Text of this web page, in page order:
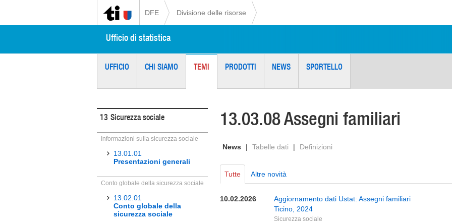
DFE Divisione delle risorse
Ufficio di statistica
UFFICIO CHI SIAMO TEMI PRODOTTI NEWS SPORTELLO
13 Sicurezza sociale
Informazioni sulla sicurezza sociale
13.01.01
Presentazioni generali
Conto globale della sicurezza sociale
13.02.01
Conto globale della
sicurezza sociale
13.03.08 Assegni familiari
News | Tabelle dati | Definizioni
Tutte Altre novità
10.02.2026
Aggiornamento dati Ustat: Assegni familiari
Ticino, 2024
Sicurezza sociale